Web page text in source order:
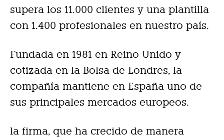
supera los 11.000 clientes y una plantilla
con 1.400 profesionales en nuestro país.
Fundada en 1981 en Reino Unido y
cotizada en la Bolsa de Londres, la
compañía mantiene en España uno de
sus principales mercados europeos.
la firma, que ha crecido de manera